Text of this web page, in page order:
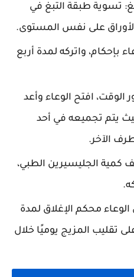
: تسوية طبقة التبغ في
على نفس المستوى.
بإحكام، واتركه لمدة أربع
الوقت، افتح الوعاء وأعد
يتم تجميعه في أحد
الآخر.
كمية الجليسيرين الطبي،
محكم الإغلاق لمدة
تقليب المزيج يوميًا خلال